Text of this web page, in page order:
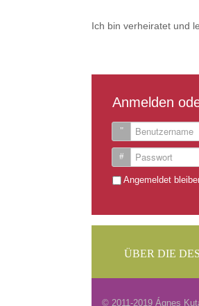
Ich bin verheiratet und
Anmelden
Benutzername
Passwort
Angemeldet
ÜBER DIE
© 2011-2019 Ágnes